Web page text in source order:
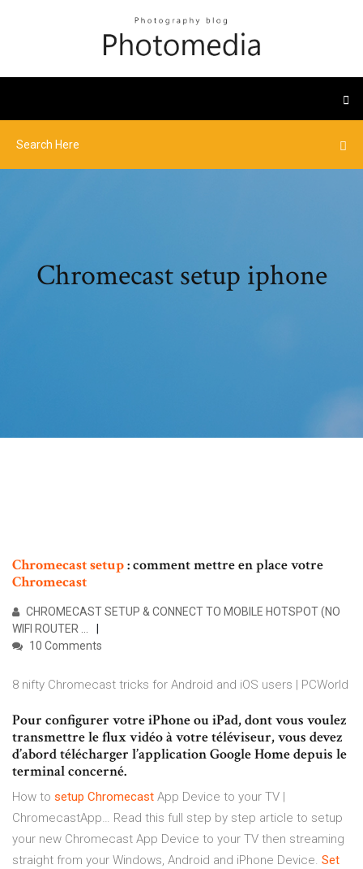
Chromecast setup iphone
Chromecastsetup: comment mettre en place votre
Chromecast
CHROMECAST SETUP & CONNECT TO MOBILE HOTSPOT (NO
WIFI ROUTER ...
10 Comments
8 nifty Chromecast tricks for Android and iOS users | PCWorld
Pour configurer votre iPhone ou iPad, dont vous voulez
transmettre le flux vidéo à votre téléviseur, vous devez
d’abord télécharger l’application Google Home depuis le
terminal concerné.
How to setup Chromecast App Device to your TV |
ChromecastApp… Read this full step by step article to setup
your new Chromecast App Device to your TV then streaming
straight from your Windows, Android and iPhone Device. Set